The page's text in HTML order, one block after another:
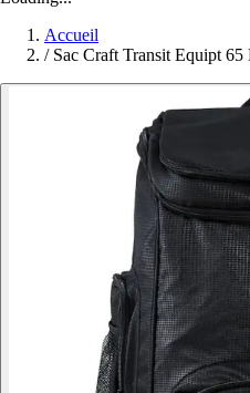
Accueil
/ Sac Craft Transit Equipt 65